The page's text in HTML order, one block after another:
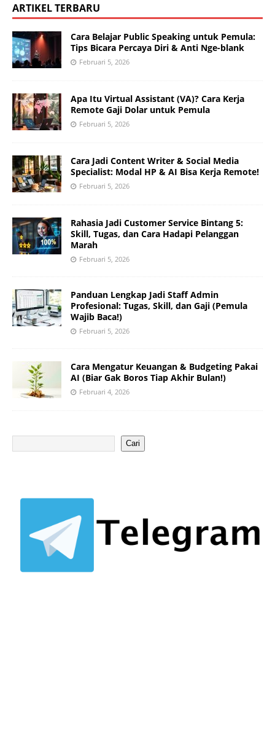
ARTIKEL TERBARU
Cara Belajar Public Speaking untuk Pemula:
Tips Bicara Percaya Diri & Anti Nge-blank
Februari 5, 2026
Apa Itu Virtual Assistant (VA)? Cara Kerja
Remote Gaji Dolar untuk Pemula
Februari 5, 2026
Cara Jadi Content Writer & Social Media
Specialist: Modal HP & AI Bisa Kerja Remote!
Februari 5, 2026
Rahasia Jadi Customer Service Bintang 5:
Skill, Tugas, dan Cara Hadapi Pelanggan
Marah
Februari 5, 2026
Panduan Lengkap Jadi Staff Admin
Profesional: Tugas, Skill, dan Gaji (Pemula
Wajib Baca!)
Februari 5, 2026
Cara Mengatur Keuangan & Budgeting Pakai
AI (Biar Gak Boros Tiap Akhir Bulan!)
Februari 4, 2026
Cari